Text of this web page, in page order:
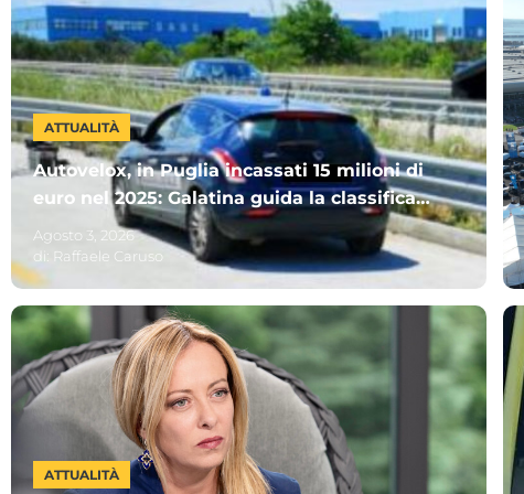
ATTUALITÀ
Autovelox, in Puglia incassati 15 milioni di
euro nel 2025: Galatina guida la classifica.
Ecco gli altri Comuni più “cari”
Agosto 3, 2026
di: Raffaele Caruso
ATTUALITÀ